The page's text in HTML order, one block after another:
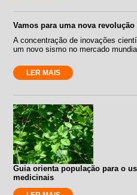
Vamos para uma nova
A concentração de inovações
um novo sismo no mercado
LER MAIS
Guia orienta população para o
medicinais